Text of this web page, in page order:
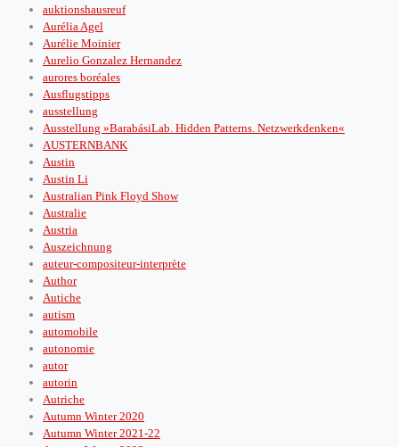
auktionshausreuf
Aurélia Agel
Aurélie Moinier
Aurelio Gonzalez Hernandez
aurores boréales
Ausflugstipps
ausstellung
Ausstellung »BarabásiLab. Hidden Patterns. Netzwerkdenken«
AUSTERNBANK
Austin
Austin Li
Australian Pink Floyd Show
Australie
Austria
Auszeichnung
auteur-compositeur-interprète
Author
Autiche
autism
automobile
autonomie
autor
autorin
Autriche
Autumn Winter 2020
Autumn Winter 2021-22